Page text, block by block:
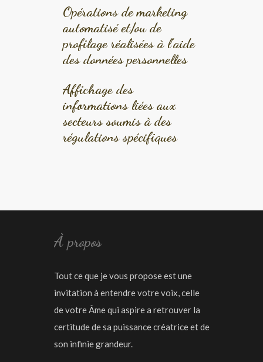
Opérations de marketing
automatisé et/ou de
profilage réalisées à l’aide
des données personnelles
Affichage des
informations liées aux
secteurs soumis à des
régulations spécifiques
À propos
Tout ce que je vous propose est une
invitation à entendre votre voix, celle
de votre Âme qui aspire a retrouver la
certitude de sa puissance créatrice et de
son infinie grandeur.